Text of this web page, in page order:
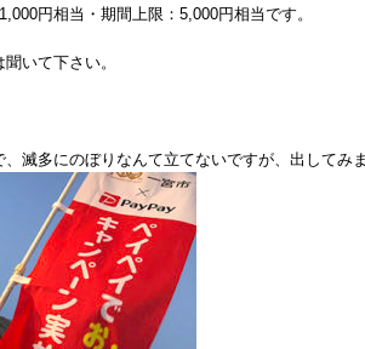
円相当・期間上限：5,000円相当です。
いて下さい。
滅多にのぼりなんて立てないですが、出してみ